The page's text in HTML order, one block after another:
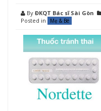
By ĐKQT Bác sĩ Sài Gòn
Posted in
Mẹ & Bé